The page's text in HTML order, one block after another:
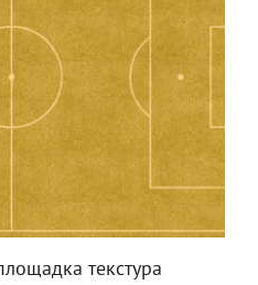
текстура